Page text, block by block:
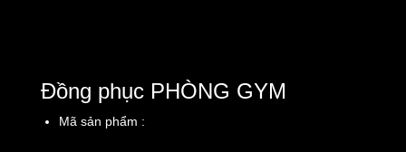
Đồng phục PHÒNG GYM
Mã sản phẩm :